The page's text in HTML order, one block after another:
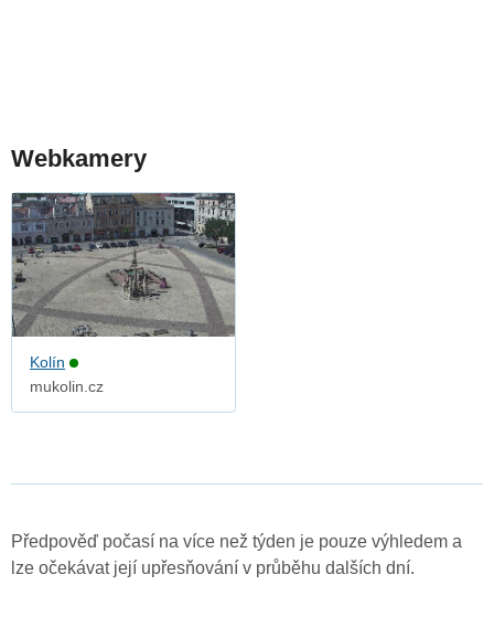
Webkamery
Kolín
mukolin.cz
Předpověď počasí na více než týden je pouze výhledem a
lze očekávat její upřesňování v průběhu dalších dní.